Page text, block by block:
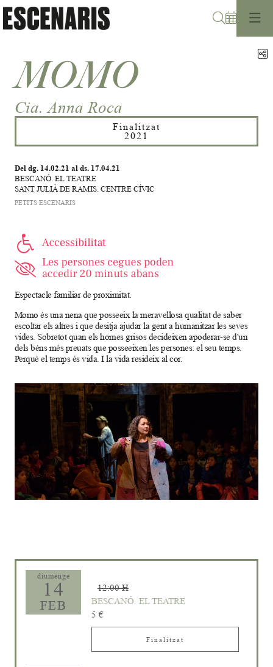
MOMO
Cia. Anna Roca
Finalitzat
2021
Del dg. 14.02.21 al ds. 17.04.21
BESCANÓ. EL TEATRE
SANT JULIÀ DE RAMIS. CENTRE CÍVIC
PETITS ESCENARIS
Espectacle familiar de proximitat.
Momo és una nena que posseeix la meravellosa qualitat de saber
escoltar els altres i que desitja ajudar la gent a humanitzar les seves
vides. Sobretot quan els homes grisos decideixen apoderar-se d'un
dels béns més preuats que posseeixen les persones: el seu temps.
Perquè el temps és vida. I la vida resideix al cor.
diumenge
14
FEB
12:00 H
BESCANÓ. EL TEATRE
5 €
Finalitzat